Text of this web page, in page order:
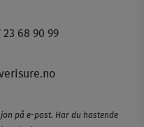
68 90 99
på e-post. Har du hastende